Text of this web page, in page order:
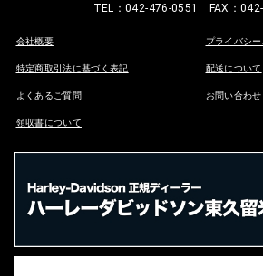
TEL：042-476-0551 FAX：
会社概要 プライバシ
特定商取引法に基づく表記 配送について
よくあるご質問 お問い合わせ
領収書について